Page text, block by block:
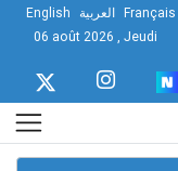
English العربية Français
06 août 2026 , Jeudi